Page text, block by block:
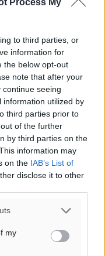
to third parties, or
information for
the below opt-out
note that after your
seeing
information utilized by
third parties prior to
of the further
by third parties on the
information may
on the IAB’s List of
disclose it to other
my